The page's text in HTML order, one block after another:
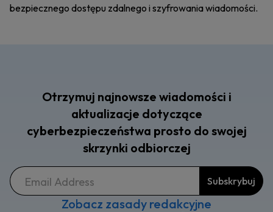
bezpiecznego dostępu zdalnego i szyfrowania wiadomości.
Otrzymuj najnowsze wiadomości i
aktualizacje dotyczące
cyberbezpieczeństwa prosto do swojej
skrzynki odbiorczej
Zobacz zasady redakcyjne